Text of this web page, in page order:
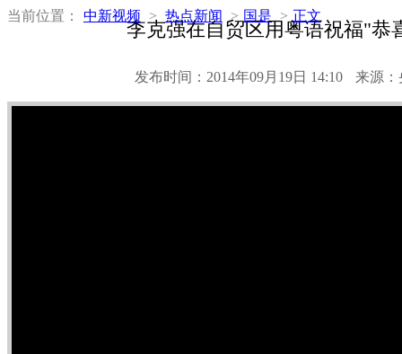
当前位置： 中新视频 > 热点新闻 > 国是 > 正文
李克强在自贸区用粤语祝福"恭
发布时间：2014年09月19日 14:10 来源：